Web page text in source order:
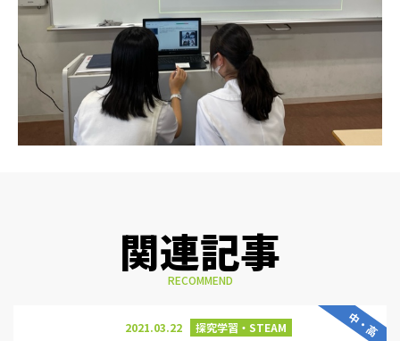
関連記事
RECOMMEND
中・高
2021.03.22 探究学習・STEAM